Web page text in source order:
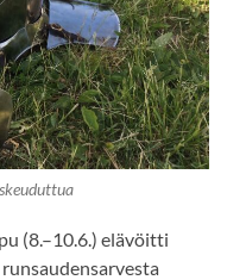
(8.–10.6.) elävöitti